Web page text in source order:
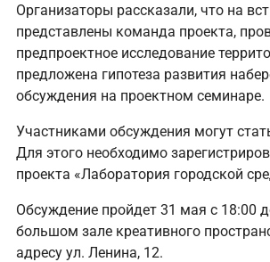
Организаторы рассказали, что на
представлены команда проекта,
предпроектное исследование
предложена гипотеза развития
обсуждения на проектном семинаре.
Участниками обсуждения могут
Для этого необходимо
проекта «Лаборатория городской
Обсуждение пройдет 31 мая с 18:00
большом зале креативного
адресу ул. Ленина, 12.